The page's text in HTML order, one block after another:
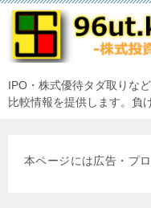
IPO・株式優待タダ取りな
比較情報を提供します。負
本ページには広告・プ